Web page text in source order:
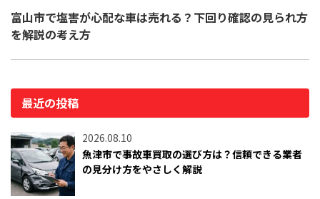
富山市で塩害が心配な車は売れる？下回り確認の見られ方
を解説の考え方
最近の投稿
2026.08.10
魚津市で事故車買取の選び方は？信頼できる業者
の見分け方をやさしく解説